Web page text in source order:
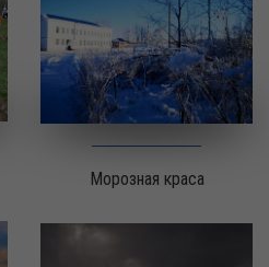
Морозная краса